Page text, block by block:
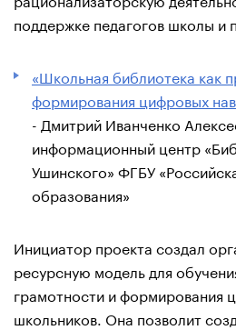
поддержке педагогов школы и
«Школьная библиотека как
формирования цифровых
- Дмитрий Иванченко
информационный центр
Ушинского» ФГБУ
образования»
Инициатор проекта создал
ресурсную модель для
грамотности и формирования
школьников. Она позволит